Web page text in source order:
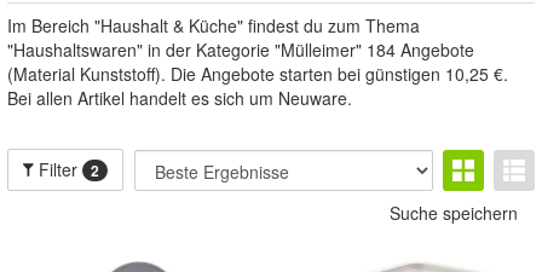
Im Bereich "Haushalt & Küche" findest du zum Thema
"Haushaltswaren" in der Kategorie "Mülleimer" 184 Angebote
(Material Kunststoff). Die Angebote starten bei günstigen 10,25 €.
Bei allen Artikel handelt es sich um Neuware.
Filter 2
Suche speichern